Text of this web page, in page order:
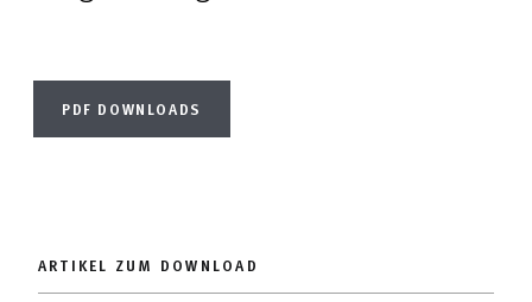
PDF DOWNLOADS
ARTIKEL ZUM DOWNLOAD